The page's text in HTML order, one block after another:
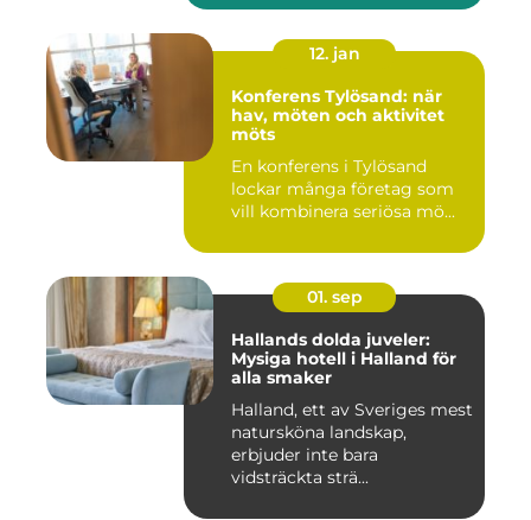
12. jan
Konferens Tylösand: när
hav, möten och aktivitet
möts
En konferens i Tylösand
lockar många företag som
vill kombinera seriösa mö...
01. sep
Hallands dolda juveler:
Mysiga hotell i Halland för
alla smaker
Halland, ett av Sveriges mest
natursköna landskap,
erbjuder inte bara
vidsträckta strä...